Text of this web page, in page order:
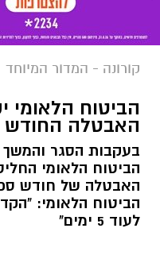
קורונה - המדור המיוחד
הביטוח הלאומי
האבטלה החודש
בעקבות הסגר
הביטוח הלאומי
הביטוח הלאומי:
לעוד 5 ימים"